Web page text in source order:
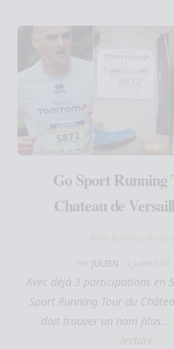
Go Sport Running
Chateau de
Récits et photos de
JULIEN
Avec déjà 3 participations en
Sport Running Tour du
doit trouver un nom plus…
lecture